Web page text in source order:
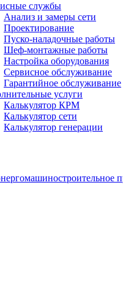
службы
Анализ и замеры сети
Проектирование
Пуско-наладочные работы
Шеф-монтажные работы
Настройка оборудования
Сервисное обслуживание
Гарантийное обслуживание
услуги
Калькулятор КРМ
Калькулятор сети
Калькулятор генерации